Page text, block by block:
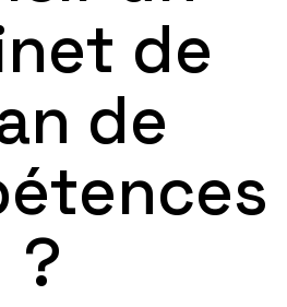
de
de
?